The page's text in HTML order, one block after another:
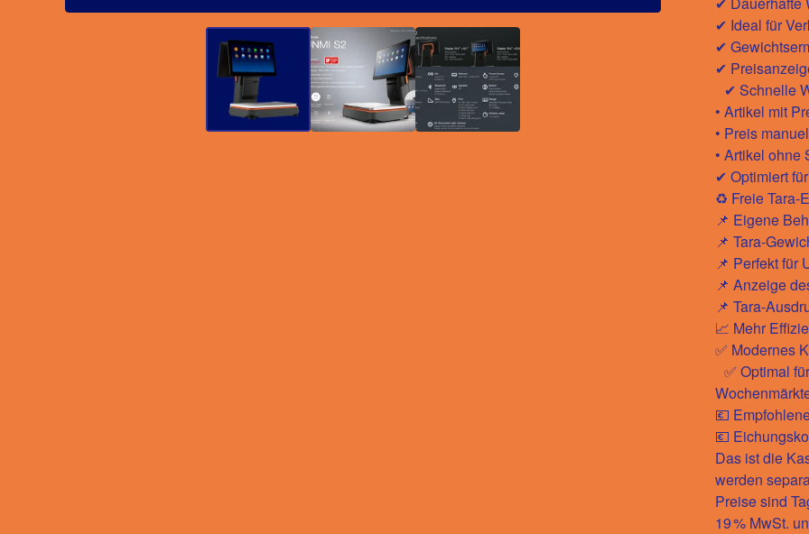
✔ Ideal für
✔
✔
✔ Schnelle
• Artikel mit
• Preis
• Artikel
✔ Optimiert
♻️ Freie Tara-
📌 Eigene
📌 Tara-
📌 Perfekt
📌 Anzeige
📌 Tara-
📈 Mehr
✅ Modernes
✅ Optimal
💶
💶
Das ist die
werden
Preise sind
19 % MwSt.